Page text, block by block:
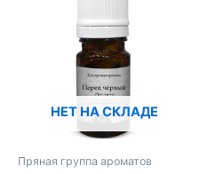
НЕТ НА СКЛАДЕ
Пряная группа ароматов